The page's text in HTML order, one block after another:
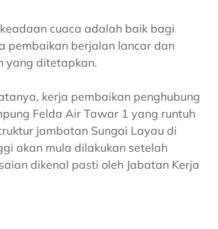
cuaca adalah baik bagi
pembaikan berjalan lancar dan
yang ditetapkan.
kerja pembaikan penghubung
Felda Air Tawar 1 yang runtuh
jambatan Sungai Layau di
akan mula dilakukan setelah
dikenal pasti oleh Jabatan Kerja